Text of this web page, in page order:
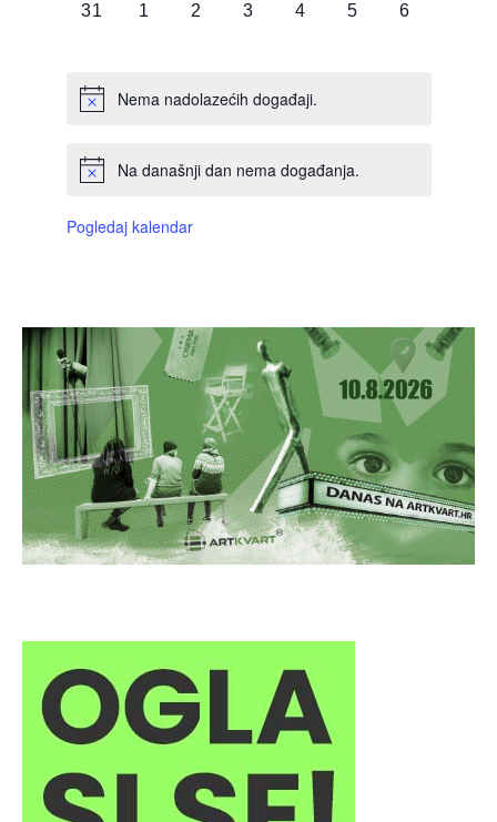
0
31
0
1
0
2
0
3
0
4
0
5
0
6
Nema nadolazećih događaji.
Na današnji dan nema događanja.
Pogledaj kalendar